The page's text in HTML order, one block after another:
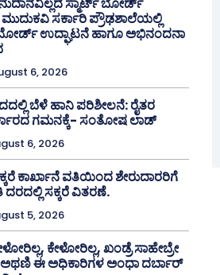
ಸ್ಮಾರ್ಟ್ ಬೋರ್ಡ್
ಸರ್ಕಾರಿ ಪ್ರೌಢಶಾಲೆಯಲ್ಲಿ
ಉದ್ಘಾಟನೆ ಹಾಗೂ ಅಭಿನಂದನಾ
6, 2026
ಬೆಳೆ ಹಾನಿ ಪರಿಶೀಲನೆ: ರೈತರ
ಗಮನಕ್ಕೆ- ಸಂತೋಷ ಲಾಡ್
6, 2026
ಕಾರ್ಖಾನೆ ವತಿಯಿಂದ ಶೇರುದಾರರಿಗೆ
ಸಕ್ಕರೆ ವಿತರಣೆ.
5, 2026
ಕೇಳೋರಿಲ್ಲ, ಖಂಡ್ರೆ ಸಾಹೇಬ್ರೇ
ಅಥಣಿ ಈ ಅಧಿಕಾರಿಗಳ ಅಂಧಾ ದರ್ಬಾರ್